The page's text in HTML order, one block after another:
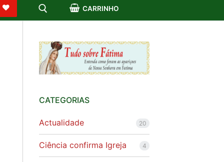
CARRINHO
CATEGORIAS
Actualidade 20
Ciência confirma Igreja 4